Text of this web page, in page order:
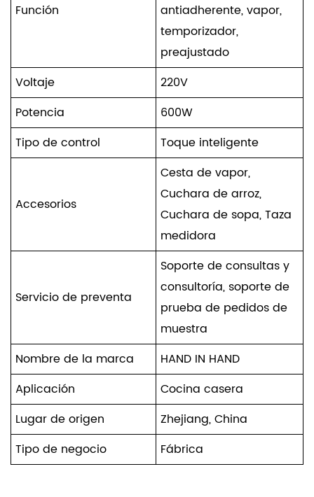
Función
antiadherente, vapor,
temporizador,
preajustado
Voltaje
220V
Potencia
600W
Tipo de control
Toque inteligente
Accesorios
Cesta de vapor,
Cuchara de arroz,
Cuchara de sopa, Taza
medidora
Servicio de preventa
Soporte de consultas y
consultoría, soporte de
prueba de pedidos de
muestra
Nombre de la marca
HAND IN HAND
Aplicación
Cocina casera
Lugar de origen
Zhejiang, China
Tipo de negocio
Fábrica